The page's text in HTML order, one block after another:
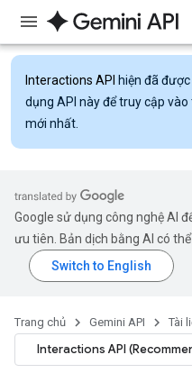
Interactions API hiện đã
dụng API này để truy cập
mới nhất.
Google sử dụng công nghệ AI
ưu tiên. Bản dịch bằng AI có thể
Trang chủ Gemini API Tài
Interactions API